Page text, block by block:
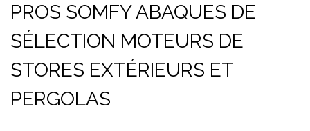
PROS SOMFY ABAQUES DE
SÉLECTION MOTEURS DE
STORES EXTÉRIEURS ET
PERGOLAS